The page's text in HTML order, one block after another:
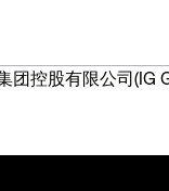
团控股有限公司(IG